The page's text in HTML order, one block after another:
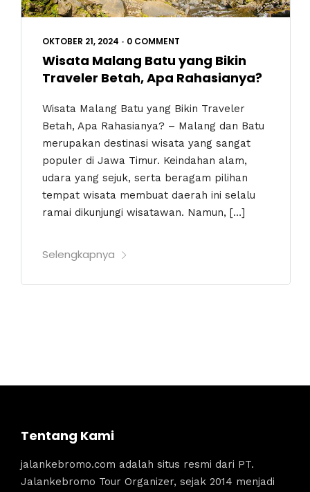
OKTOBER 21, 2024 • 0 COMMENT
Wisata Malang Batu yang Bikin
Traveler Betah, Apa Rahasianya?
Wisata Malang Batu yang Bikin Traveler
Betah, Apa Rahasianya? – Malang dan Batu
merupakan destinasi wisata yang sangat
populer di Jawa Timur. Keindahan alam,
udara yang sejuk, serta beragam pilihan
tempat wisata membuat daerah ini selalu
ramai dikunjungi wisatawan. Namun, […]
Selengkapnya
Tentang Kami
jalankebromo.com adalah situs resmi dari PT.
Jalankebromo Tour Organizer, sejak 2014 menjadi